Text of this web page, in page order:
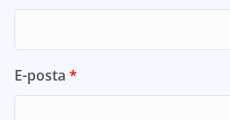
E-posta *